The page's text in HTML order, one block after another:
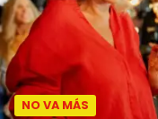
NO VA MÁS